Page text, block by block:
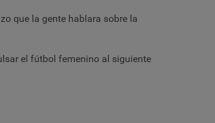
que la gente hablara sobre la
el fútbol femenino al siguiente